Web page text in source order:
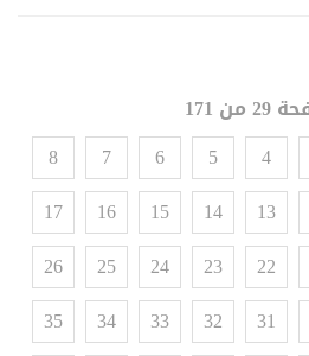
171
4
5
6
7
8
13
14
15
16
17
22
23
24
25
26
31
32
33
34
35